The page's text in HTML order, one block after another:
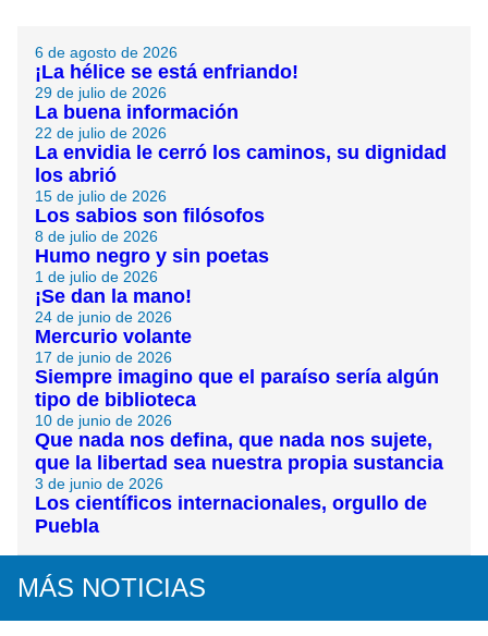
6 de agosto de 2026
¡La hélice se está enfriando!
29 de julio de 2026
La buena información
22 de julio de 2026
La envidia le cerró los caminos, su dignidad
los abrió
15 de julio de 2026
Los sabios son filósofos
8 de julio de 2026
Humo negro y sin poetas
1 de julio de 2026
¡Se dan la mano!
24 de junio de 2026
Mercurio volante
17 de junio de 2026
Siempre imagino que el paraíso sería algún
tipo de biblioteca
10 de junio de 2026
Que nada nos defina, que nada nos sujete,
que la libertad sea nuestra propia sustancia
3 de junio de 2026
Los científicos internacionales, orgullo de
Puebla
MÁS NOTICIAS